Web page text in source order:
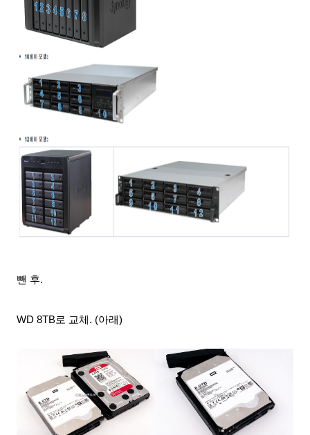
뺀 후.
WD 8TB로 교체. (아래)